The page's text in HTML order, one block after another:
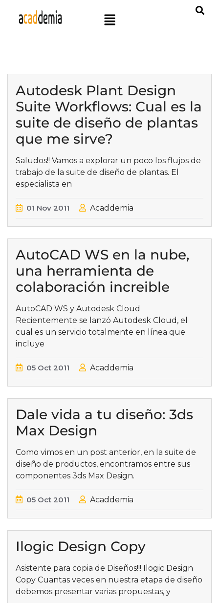
Autodesk Plant Design
Suite Workflows: Cual es la
suite de diseño de plantas
que me sirve?
Saludos!! Vamos a explorar un poco los flujos de
trabajo de la suite de diseño de plantas. El
especialista en
01 Nov 2011 Acaddemia
AutoCAD WS en la nube,
una herramienta de
colaboración increible
AutoCAD WS y Autodesk Cloud
Recientemente se lanzó Autodesk Cloud, el
cual es un servicio totalmente en línea que
incluye
05 Oct 2011 Acaddemia
Dale vida a tu diseño: 3ds
Max Design
Como vimos en un post anterior, en la suite de
diseño de productos, encontramos entre sus
componentes 3ds Max Design.
05 Oct 2011 Acaddemia
Ilogic Design Copy
Asistente para copia de Diseños!!! Ilogic Design
Copy Cuantas veces en nuestra etapa de diseño
debemos presentar varias propuestas, y